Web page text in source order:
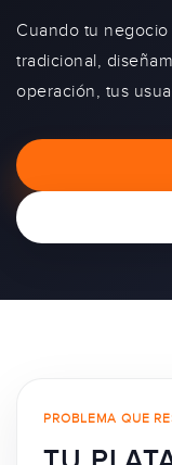
Cuando tu
tradicional,
operación, tus
PROBLEMA QUE